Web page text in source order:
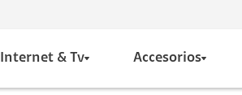
Internet & Tv Accesorios